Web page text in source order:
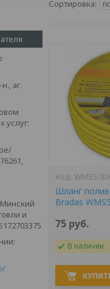
аг.
услуг:
и
WMS5/
Шланг
Bradas
75 руб.
В наличии